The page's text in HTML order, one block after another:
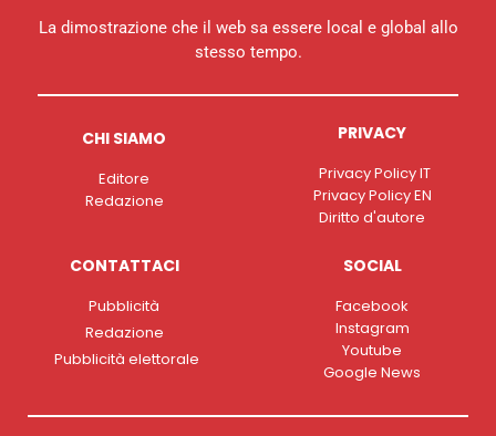
La dimostrazione che il web sa essere local e global allo
stesso tempo.
CHI SIAMO
Editore
Redazione
PRIVACY
Privacy Policy IT
Privacy Policy EN
Diritto d'autore
CONTATTACI
Pubblicità
Redazione
Pubblicità elettorale
SOCIAL
Facebook
Instagram
Youtube
Google News